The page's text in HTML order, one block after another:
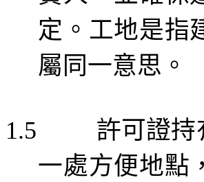
定。工地是指
屬同一意思。
1.5
許可證
一處方便地點